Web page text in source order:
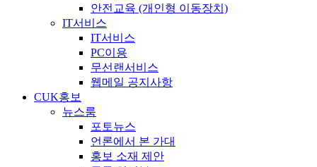
안전교육 (개인형 이동장치)
IT서비스
IT서비스
PC이용
무선랜서비스
웹메일 공지사항
CUK홍보
뉴스룸
포토뉴스
언론에서 본 가대
홍보 소재 제안